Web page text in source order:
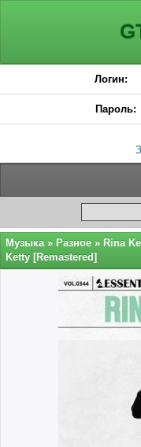
Логин:
Пароль:
Музыка » Разное » Rina
Ketty [Remastered]